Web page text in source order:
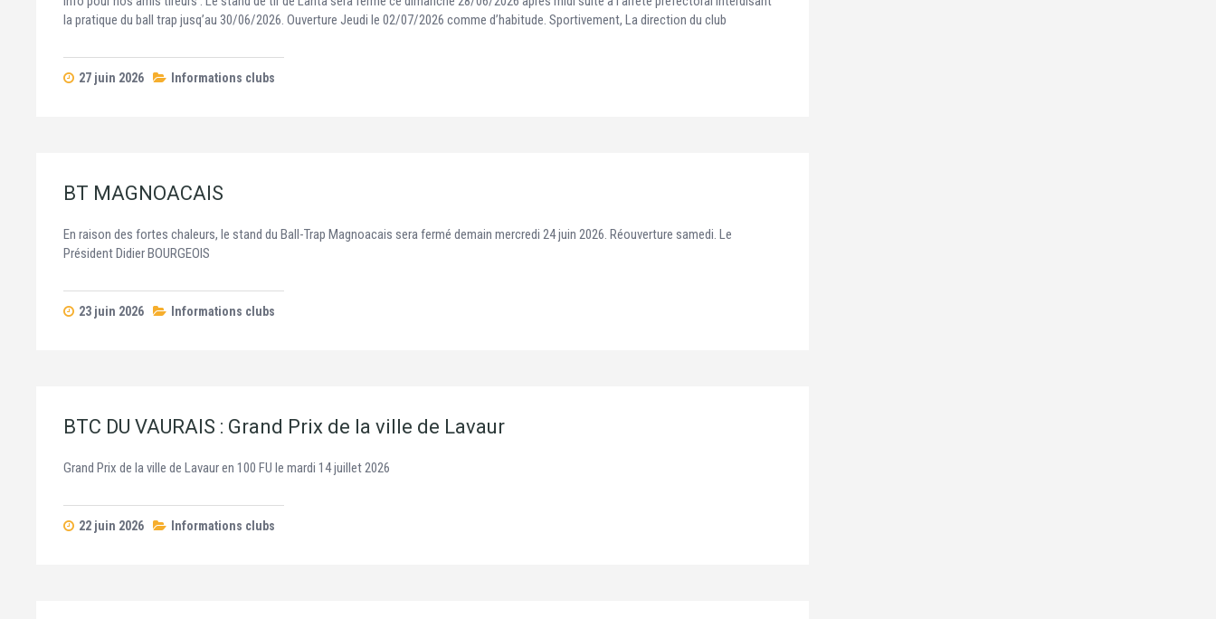
la pratique du ball trap jusq’au 30/06/2026. Ouverture Jeudi le 02/07/2026 comme d’habitude. Sportivement, La direction du club
27 juin 2026 Informations clubs
BT MAGNOACAIS
En raison des fortes chaleurs, le stand du Ball-Trap Magnoacais sera fermé demain mercredi 24 juin 2026. Réouverture samedi. Le
Président Didier BOURGEOIS
23 juin 2026 Informations clubs
BTC DU VAURAIS : Grand Prix de la ville de Lavaur
Grand Prix de la ville de Lavaur en 100 FU le mardi 14 juillet 2026
22 juin 2026 Informations clubs